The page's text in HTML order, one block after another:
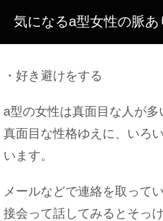
気になるa型女性の脈あ
・好き避けをする
a型の女性は真面目な人が多
真面目な性格ゆえに、いろ
います。
メールなどで連絡を取って
接会って話してみるとそっ